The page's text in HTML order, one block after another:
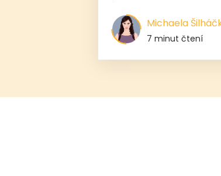
Michaela
7 minut čtení